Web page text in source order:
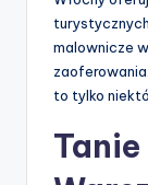
malownicze
to tylko